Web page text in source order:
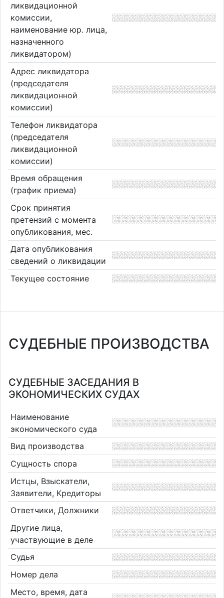
ликвидационной
комиссии,
наименование юр. лица,
назначенного
ликвидатором)
Адрес ликвидатора
(председателя
ликвидационной
комиссии)
Телефон ликвидатора
(председателя
ликвидационной
комиссии)
Время обращения
(график приема)
Срок принятия
претензий с момента
опубликования, мес.
Дата опубликования
сведений о ликвидации
Текущее состояние
СУДЕБНЫЕ ПРОИЗВОДСТВА
СУДЕБНЫЕ ЗАСЕДАНИЯ В
ЭКОНОМИЧЕСКИХ СУДАХ
Наименование
экономического суда
Вид производства
Сущность спора
Истцы, Взыскатели,
Заявители, Кредиторы
Ответчики, Должники
Другие лица,
участвующие в деле
Судья
Номер дела
Место, время, дата